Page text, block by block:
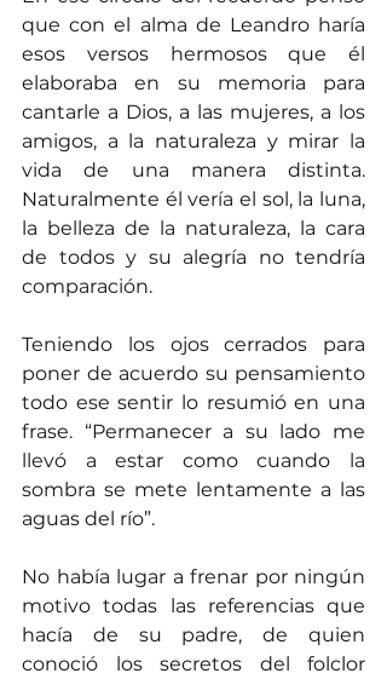
que con el alma de Leandro haría
esos versos hermosos que él
elaboraba en su memoria para
cantarle a Dios, a las mujeres, a los
amigos, a la naturaleza y mirar la
vida de una manera distinta.
Naturalmente él vería el sol, la luna,
la belleza de la naturaleza, la cara
de todos y su alegría no tendría
comparación.
Teniendo los ojos cerrados para
poner de acuerdo su pensamiento
todo ese sentir lo resumió en una
frase. “Permanecer a su lado me
llevó a estar como cuando la
sombra se mete lentamente a las
aguas del río”.
No había lugar a frenar por ningún
motivo todas las referencias que
hacía de su padre, de quien
conoció los secretos del folclor